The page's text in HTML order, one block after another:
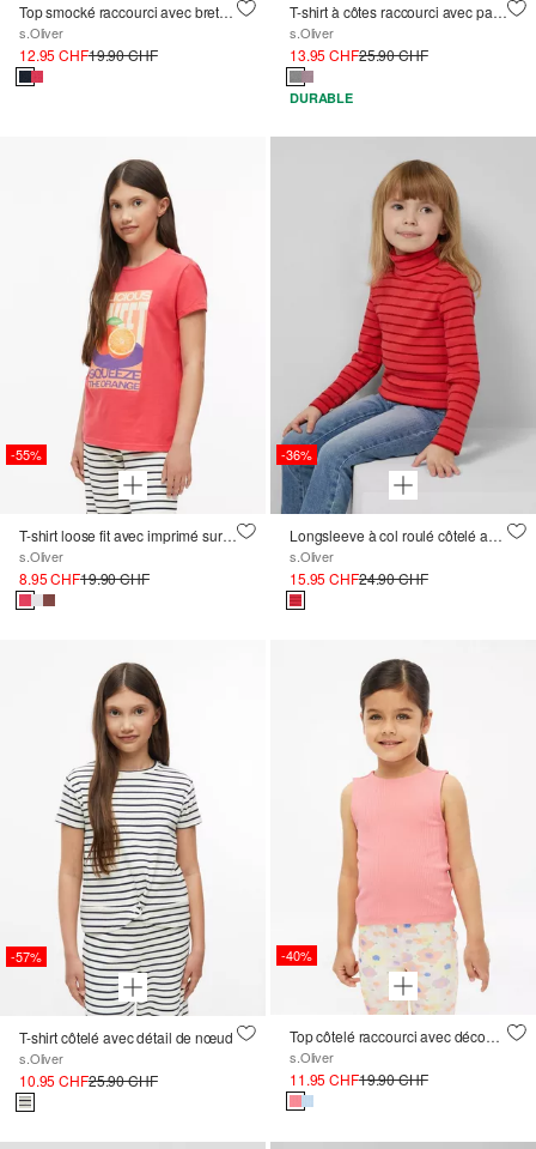
Top smocké raccourci avec bretelles amovibles
s.Oliver
12.95 CHF19.90 CHF
T-shirt à côtes raccourci avec patte de boutonnage
s.Oliver
13.95 CHF25.90 CHF
DURABLE
-55%
T-shirt loose fit avec imprimé sur le devant
s.Oliver
8.95 CHF19.90 CHF
-36%
Longsleeve à col roulé côtelé avec fil scintillant
s.Oliver
15.95 CHF24.90 CHF
-57%
T-shirt côtelé avec détail de nœud
s.Oliver
10.95 CHF25.90 CHF
-40%
Top côtelé raccourci avec découpe
s.Oliver
11.95 CHF19.90 CHF